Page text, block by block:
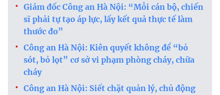
Giám đốc Công an Hà Nội: “Mỗi cán bộ, chiến
sĩ phải tự tạo áp lực, lấy kết quả thực tế làm
thước đo”
Công an Hà Nội: Kiên quyết không để “bỏ
sót, bỏ lọt” cơ sở vi phạm phòng cháy, chữa
cháy
Công an Hà Nội: Siết chặt quản lý, chủ động